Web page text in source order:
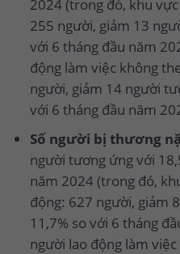
2024 (trong đó, khu
255 người, giảm 13
với 6 tháng đầu năm
động làm việc không
người, giảm 14 người
với 6 tháng đầu năm
Số người bị thương
người tương ứng với
năm 2024 (trong đó,
động: 627 người, giảm
11,7% so với 6 tháng
người lao động làm